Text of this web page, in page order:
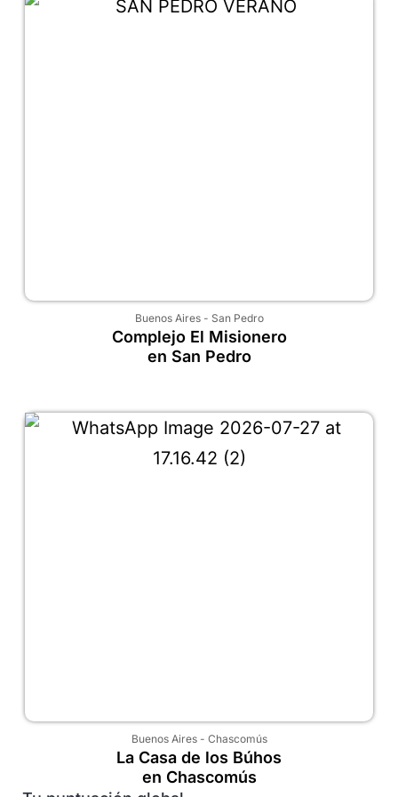
Buenos Aires- San Pedro
Complejo El Misionero
en San Pedro
Buenos Aires- Chascomús
La Casa de los Búhos
en Chascomús